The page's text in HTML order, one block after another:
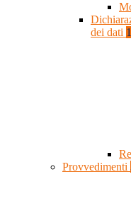
dei dati 1
Provvedimenti